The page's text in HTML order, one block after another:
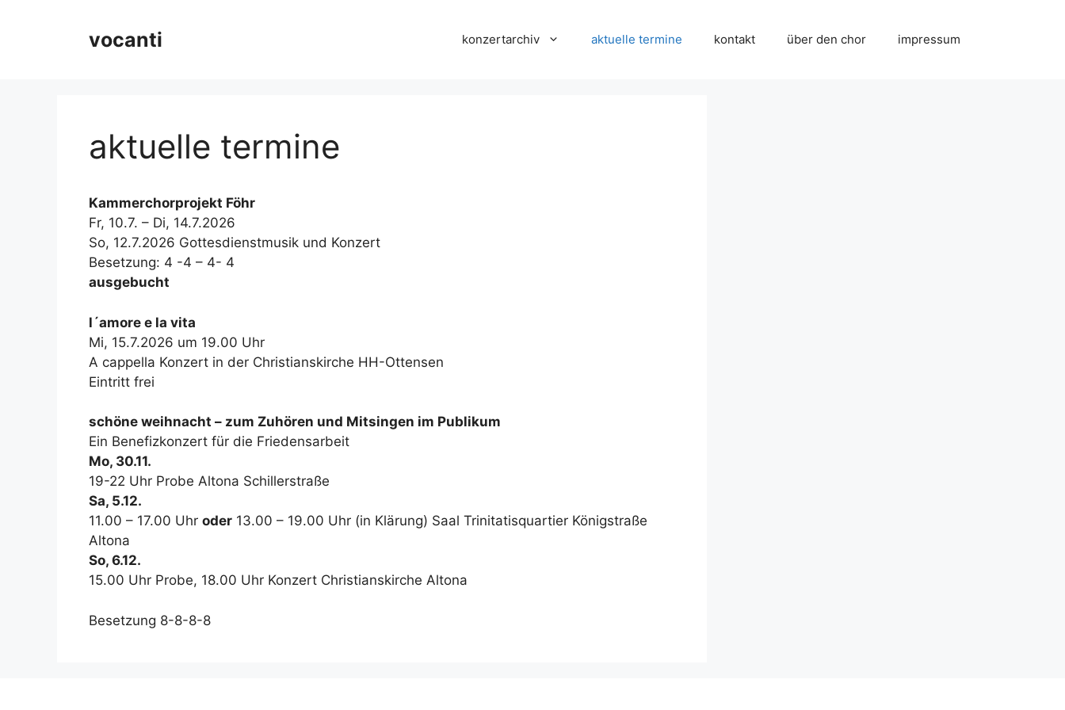
vocanti konzertarchiv aktuelle termine kontakt über den chor impressum
aktuelle termine
Kammerchorprojekt Föhr
Fr, 10.7. – Di, 14.7.2026
So, 12.7.2026 Gottesdienstmusik und Konzert
Besetzung: 4 -4 – 4- 4
ausgebucht
l´amore e la vita
Mi, 15.7.2026 um 19.00 Uhr
A cappella Konzert in der Christianskirche HH-Ottensen
Eintritt frei
schöne weihnacht – zum Zuhören und Mitsingen im Publikum
Ein Benefizkonzert für die Friedensarbeit
Mo, 30.11.
19-22 Uhr Probe Altona Schillerstraße
Sa, 5.12.
11.00 – 17.00 Uhr oder 13.00 – 19.00 Uhr (in Klärung) Saal Trinitatisquartier Königstraße
Altona
So, 6.12.
15.00 Uhr Probe, 18.00 Uhr Konzert Christianskirche Altona
Besetzung 8-8-8-8